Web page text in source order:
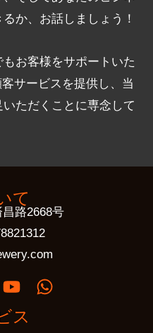
か、お話しましょう！
お客様をサポートいた
サービスを提供し、当
ただくことに専念して
て
路2668号
ス